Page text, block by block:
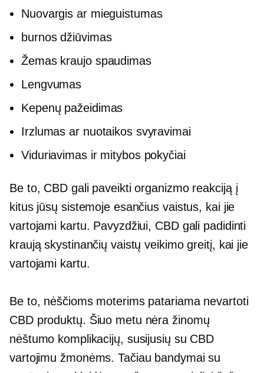
Nuovargis ar mieguistumas
burnos džiūvimas
Žemas kraujo spaudimas
Lengvumas
Kepenų pažeidimas
Irzlumas ar nuotaikos svyravimai
Viduriavimas ir mitybos pokyčiai
Be to, CBD gali paveikti organizmo reakciją į
kitus jūsų sistemoje esančius vaistus, kai jie
vartojami kartu. Pavyzdžiui, CBD gali padidinti
kraują skystinančių vaistų veikimo greitį, kai jie
vartojami kartu.
Be to, nėščioms moterims patariama nevartoti
CBD produktų. Šiuo metu nėra žinomų
nėštumo komplikacijų, susijusių su CBD
vartojimu žmonėms. Tačiau bandymai su